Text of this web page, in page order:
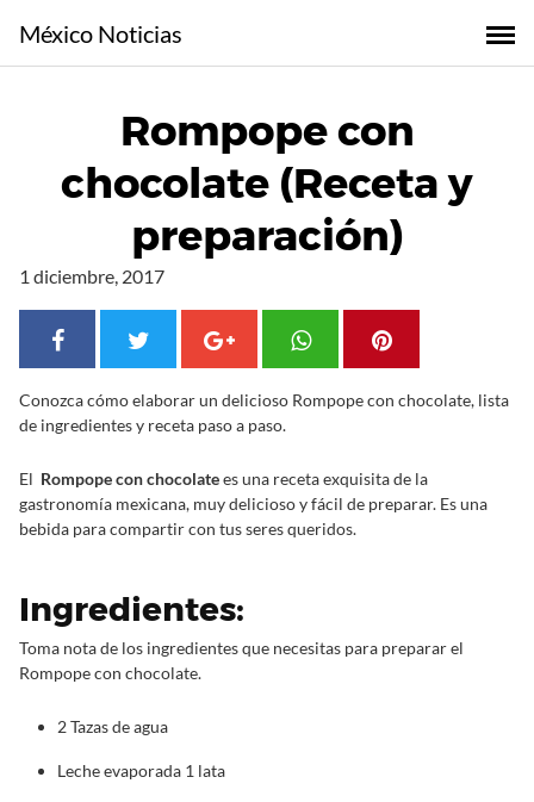
l
México Noticias
Rompope con
chocolate (Receta y
preparación)
1 diciembre, 2017
Conozca cómo elaborar un delicioso Rompope con chocolate, lista
de ingredientes y receta paso a paso.
El Rompope con chocolatees una receta exquisita de la
gastronomía mexicana, muy delicioso y fácil de preparar. Es una
bebida para compartir con tus seres queridos.
Ingredientes:
Toma nota de los ingredientes que necesitas para preparar el
Rompope con chocolate.
2 Tazas de agua
Leche evaporada 1 lata